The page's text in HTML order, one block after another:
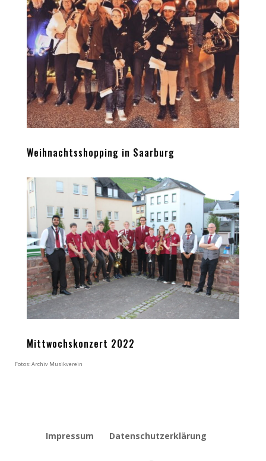
Weihnachtsshopping in Saarburg
Mittwochskonzert 2022
Fotos: Archiv Musikverein
Impressum Datenschutzerklärung